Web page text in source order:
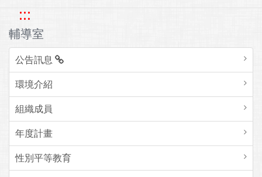
:::
輔導室
公告訊息
環境介紹
組織成員
年度計畫
性別平等教育